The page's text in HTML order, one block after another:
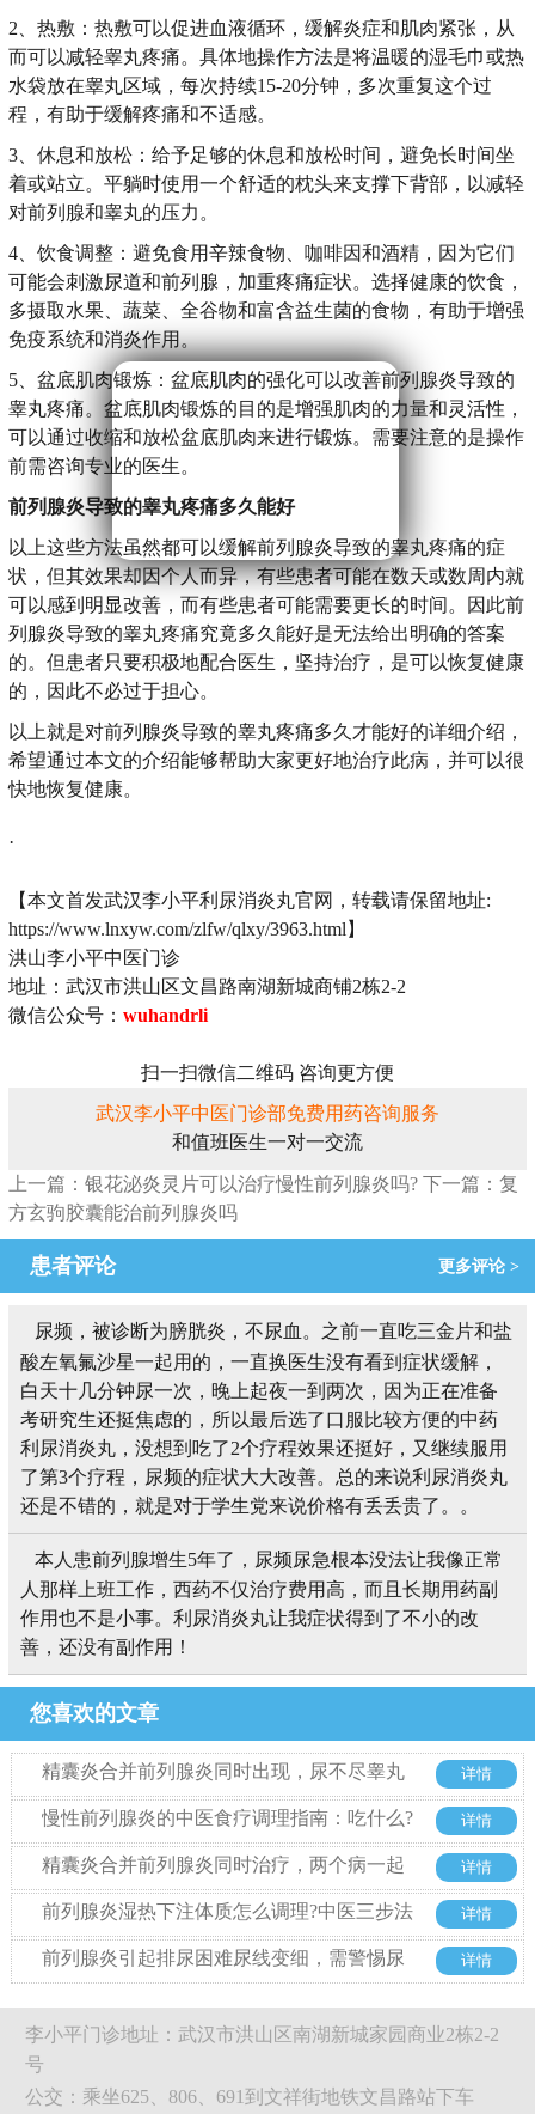
2、热敷：热敷可以促进血液循环，缓解炎症和肌肉紧张，从
而可以减轻睾丸疼痛。具体地操作方法是将温暖的湿毛巾或热
水袋放在睾丸区域，每次持续15-20分钟，多次重复这个过
程，有助于缓解疼痛和不适感。
3、休息和放松：给予足够的休息和放松时间，避免长时间坐
着或站立。平躺时使用一个舒适的枕头来支撑下背部，以减轻
对前列腺和睾丸的压力。
4、饮食调整：避免食用辛辣食物、咖啡因和酒精，因为它们
可能会刺激尿道和前列腺，加重疼痛症状。选择健康的饮食，
多摄取水果、蔬菜、全谷物和富含益生菌的食物，有助于增强
免疫系统和消炎作用。
5、盆底肌肉锻炼：盆底肌肉的强化可以改善前列腺炎导致的
睾丸疼痛。盆底肌肉锻炼的目的是增强肌肉的力量和灵活性，
可以通过收缩和放松盆底肌肉来进行锻炼。需要注意的是操作
前需咨询专业的医生。
前列腺炎导致的睾丸疼痛多久能好
以上这些方法虽然都可以缓解前列腺炎导致的睾丸疼痛的症
状，但其效果却因个人而异，有些患者可能在数天或数周内就
可以感到明显改善，而有些患者可能需要更长的时间。因此前
列腺炎导致的睾丸疼痛究竟多久能好是无法给出明确的答案
的。但患者只要积极地配合医生，坚持治疗，是可以恢复健康
的，因此不必过于担心。
以上就是对前列腺炎导致的睾丸疼痛多久才能好的详细介绍，
希望通过本文的介绍能够帮助大家更好地治疗此病，并可以很
快地恢复健康。
·
【本文首发武汉李小平利尿消炎丸官网，转载请保留地址:
https://www.lnxyw.com/zlfw/qlxy/3963.html】
洪山李小平中医门诊
地址：武汉市洪山区文昌路南湖新城商铺2栋2-2
微信公众号： wuhandrli
扫一扫微信二维码 咨询更方便
武汉李小平中医门诊部免费用药咨询服务
和值班医生一对一交流
上一篇：银花泌炎灵片可以治疗慢性前列腺炎吗? 下一篇：复
方玄驹胶囊能治前列腺炎吗
患者评论 更多评论 >
尿频，被诊断为膀胱炎，不尿血。之前一直吃三金片和盐
酸左氧氟沙星一起用的，一直换医生没有看到症状缓解，
白天十几分钟尿一次，晚上起夜一到两次，因为正在准备
考研究生还挺焦虑的，所以最后选了口服比较方便的中药
利尿消炎丸，没想到吃了2个疗程效果还挺好，又继续服用
了第3个疗程，尿频的症状大大改善。总的来说利尿消炎丸
还是不错的，就是对于学生党来说价格有丢丢贵了。。
本人患前列腺增生5年了，尿频尿急根本没法让我像正常
人那样上班工作，西药不仅治疗费用高，而且长期用药副
作用也不是小事。利尿消炎丸让我症状得到了不小的改
善，还没有副作用！
您喜欢的文章
精囊炎合并前列腺炎同时出现，尿不尽睾丸
胀痛到底该怎么办?
详情
慢性前列腺炎的中医食疗调理指南：吃什么?
忌什么?
详情
精囊炎合并前列腺炎同时治疗，两个病一起
来从哪里入手
详情
前列腺炎湿热下注体质怎么调理?中医三步法
从根源改善
详情
前列腺炎引起排尿困难尿线变细，需警惕尿
详情
李小平门诊地址：武汉市洪山区南湖新城家园商业2栋2-2
号
公交：乘坐625、806、691到文祥街地铁文昌路站下车